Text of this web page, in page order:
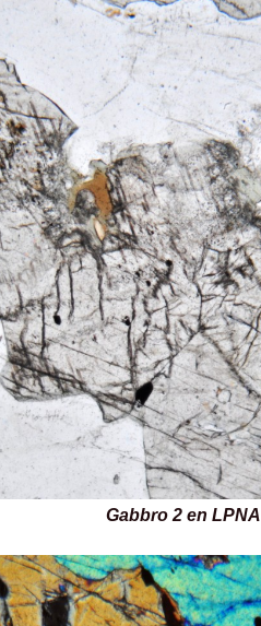
Gabbro 2 en LPNA